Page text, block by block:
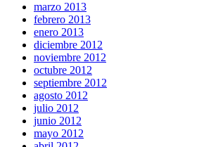
marzo 2013
febrero 2013
enero 2013
diciembre 2012
noviembre 2012
octubre 2012
septiembre 2012
agosto 2012
julio 2012
junio 2012
mayo 2012